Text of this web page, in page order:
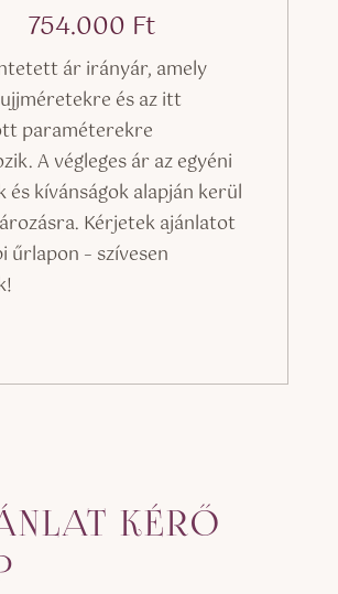
754.000 Ft
ár irányár, amely
és az itt
paraméterekre
A végleges ár az egyéni
és kívánságok alapján kerül
Kérjetek ajánlatot
űrlapon – szívesen
KÉRŐ